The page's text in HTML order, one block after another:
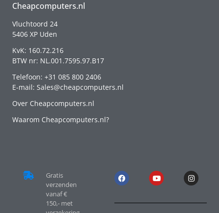
Cheapcomputers.nl
Vluchtoord 24
5406 XP Uden
KvK: 160.72.216
BTW nr: NL.001.7595.97.B17
Telefoon: +31 085 800 2406
E-mail: Sales@cheapcomputers.nl
Over Cheapcomputers.nl
Waarom Cheapcomputers.nl?
Gratis
verzenden
vanaf €
150,- met